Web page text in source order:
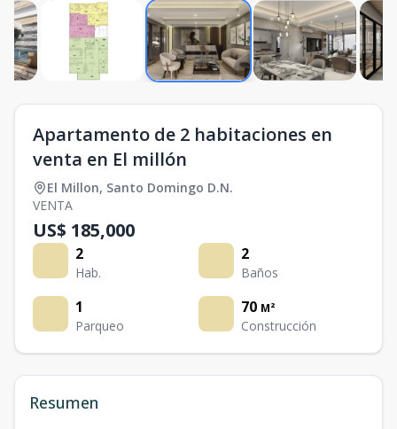
Apartamento de 2 habitaciones en
venta en El millón
El Millon, Santo Domingo D.N.
VENTA
US$ 185,000
2
Hab.
2
Baños
1
Parqueo
70 M²
Construcción
Resumen